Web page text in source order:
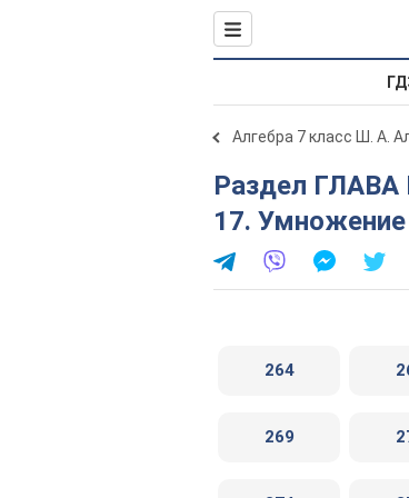
Алгебра 7 класс Ш. А.
Раздел ГЛАВА ІІІ. Одночлены и многочлены. Параграф
17. Умножение
264
269